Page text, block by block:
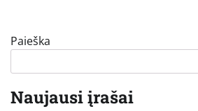
Paieška
Naujausi įrašai